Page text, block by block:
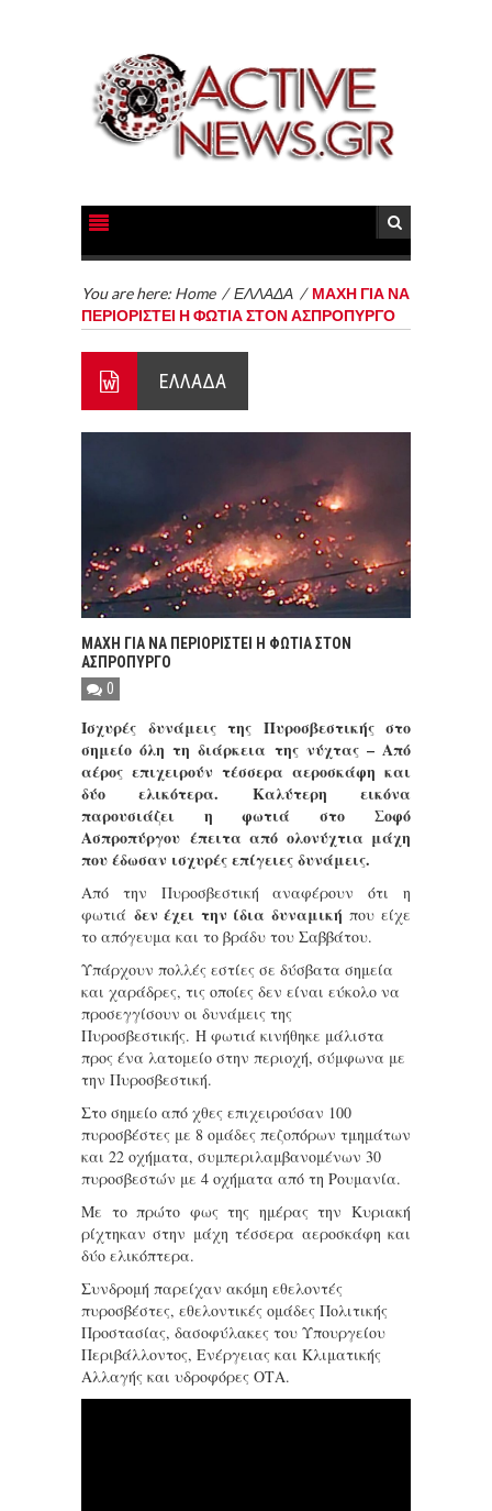
You are here: Home /ΕΛΛΑΔΑ / ΜΑΧΗ ΓΙΑ ΝΑ
ΠΕΡΙΟΡΙΣΤΕΙ Η ΦΩΤΙΑ ΣΤΟΝ ΑΣΠΡΟΠΥΡΓΟ
ΕΛΛΑΔΑ
ΜΑΧΗ ΓΙΑ ΝΑ ΠΕΡΙΟΡΙΣΤΕΙ Η ΦΩΤΙΑ ΣΤΟΝ
ΑΣΠΡΟΠΥΡΓΟ
0
Ισχυρές δυνάμεις της Πυροσβεστικής στο
σημείο όλη τη διάρκεια της νύχτας – Από
αέρος επιχειρούν τέσσερα αεροσκάφη και
δύο ελικότερα. Καλύτερη εικόνα
παρουσιάζει η φωτιά στο Σοφό
Ασπροπύργου έπειτα από ολονύχτια μάχη
που έδωσαν ισχυρές επίγειες δυνάμεις.
Από την Πυροσβεστική αναφέρουν ότι η
φωτιά δεν έχει την ίδια δυναμική που είχε
το απόγευμα και το βράδυ του Σαββάτου.
Υπάρχουν πολλές εστίες σε δύσβατα σημεία
και χαράδρες, τις οποίες δεν είναι εύκολο να
προσεγγίσουν οι δυνάμεις της
Πυροσβεστικής. Η φωτιά κινήθηκε μάλιστα
προς ένα λατομείο στην περιοχή, σύμφωνα με
την Πυροσβεστική.
Στο σημείο από χθες επιχειρούσαν 100
πυροσβέστες με 8 ομάδες πεζοπόρων τμημάτων
και 22 οχήματα, συμπεριλαμβανομένων 30
πυροσβεστών με 4 οχήματα από τη Ρουμανία.
Με το πρώτο φως της ημέρας την Κυριακή
ρίχτηκαν στην μάχη τέσσερα αεροσκάφη και
δύο ελικόπτερα.
Συνδρομή παρείχαν ακόμη εθελοντές
πυροσβέστες, εθελοντικές ομάδες Πολιτικής
Προστασίας, δασοφύλακες του Υπουργείου
Περιβάλλοντος, Ενέργειας και Κλιματικής
Αλλαγής και υδροφόρες ΟΤΑ.